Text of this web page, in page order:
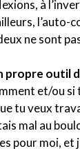
à
ne sont
propre outil
et/ou si
tu veux
mal au
pour moi, et